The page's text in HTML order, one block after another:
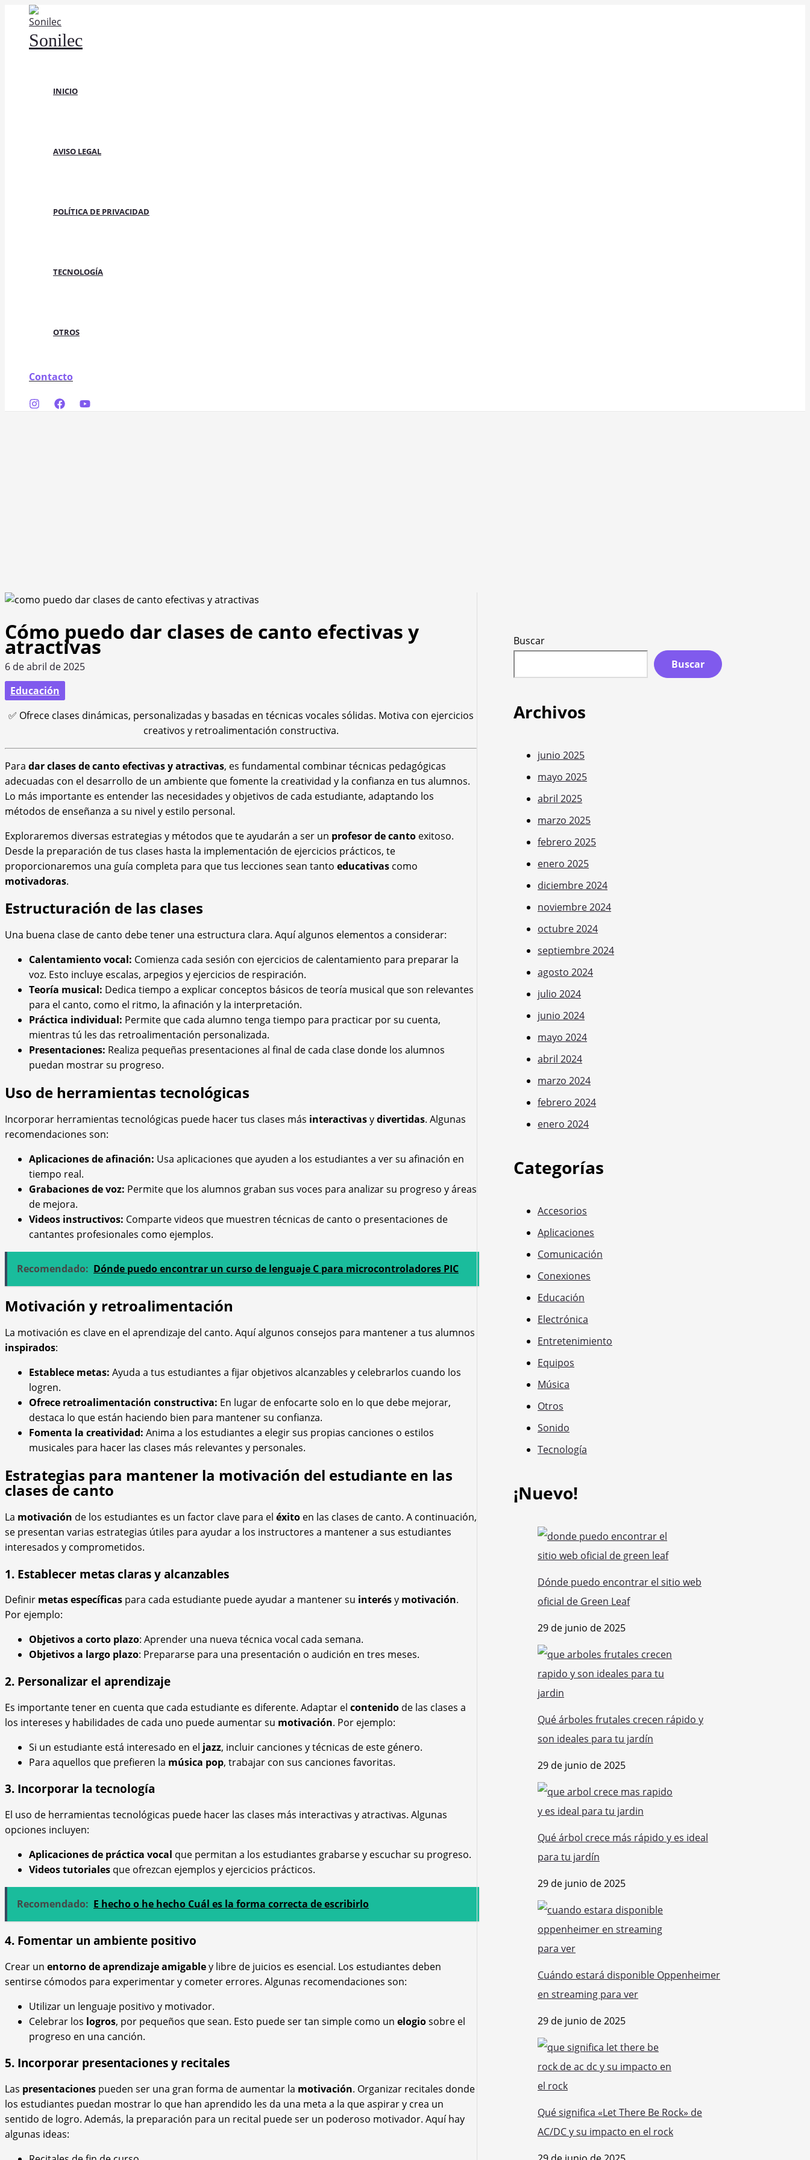
contenidoSonilec
INICIO
AVISO LEGAL
POLÍTICA DE PRIVACIDAD
TECNOLOGÍA
OTROS
Contacto
Cómo puedo dar clases de canto efectivas y
atractivas
6 de abril de 2025
Educación
✅ Ofrece clases dinámicas, personalizadas y basadas en técnicas vocales sólidas. Motiva con ejercicios
creativos y retroalimentación constructiva.
Para dar clases de canto efectivas y atractivas, es fundamental combinar técnicas pedagógicas
adecuadas con el desarrollo de un ambiente que fomente la creatividad y la confianza en tus alumnos.
Lo más importante es entender las necesidades y objetivos de cada estudiante, adaptando los
métodos de enseñanza a su nivel y estilo personal.
Exploraremos diversas estrategias y métodos que te ayudarán a ser un profesor de canto exitoso.
Desde la preparación de tus clases hasta la implementación de ejercicios prácticos, te
proporcionaremos una guía completa para que tus lecciones sean tanto educativas como
motivadoras.
Estructuración de las clases
Una buena clase de canto debe tener una estructura clara. Aquí algunos elementos a considerar:
Calentamiento vocal: Comienza cada sesión con ejercicios de calentamiento para preparar la
voz. Esto incluye escalas, arpegios y ejercicios de respiración.
Teoría musical: Dedica tiempo a explicar conceptos básicos de teoría musical que son relevantes
para el canto, como el ritmo, la afinación y la interpretación.
Práctica individual: Permite que cada alumno tenga tiempo para practicar por su cuenta,
mientras tú les das retroalimentación personalizada.
Presentaciones: Realiza pequeñas presentaciones al final de cada clase donde los alumnos
puedan mostrar su progreso.
Uso de herramientas tecnológicas
Incorporar herramientas tecnológicas puede hacer tus clases más interactivasydivertidas. Algunas
recomendaciones son:
Aplicaciones de afinación: Usa aplicaciones que ayuden a los estudiantes a ver su afinación en
tiempo real.
Grabaciones de voz: Permite que los alumnos graban sus voces para analizar su progreso y áreas
de mejora.
Videos instructivos: Comparte videos que muestren técnicas de canto o presentaciones de
cantantes profesionales como ejemplos.
Recomendado: Dónde puedo encontrar un curso de lenguaje C para microcontroladores PIC
Motivación y retroalimentación
La motivación es clave en el aprendizaje del canto. Aquí algunos consejos para mantener a tus alumnos
inspirados:
Establece metas: Ayuda a tus estudiantes a fijar objetivos alcanzables y celebrarlos cuando los
logren.
Ofrece retroalimentación constructiva: En lugar de enfocarte solo en lo que debe mejorar,
destaca lo que están haciendo bien para mantener su confianza.
Fomenta la creatividad: Anima a los estudiantes a elegir sus propias canciones o estilos
musicales para hacer las clases más relevantes y personales.
Estrategias para mantener la motivación del estudiante en las
clases de canto
La motivación de los estudiantes es un factor clave para el éxito en las clases de canto. A continuación,
se presentan varias estrategias útiles para ayudar a los instructores a mantener a sus estudiantes
interesados y comprometidos.
1. Establecer metas claras y alcanzables
Definir metas específicas para cada estudiante puede ayudar a mantener su interésy motivación.
Por ejemplo:
Objetivos a corto plazo: Aprender una nueva técnica vocal cada semana.
Objetivos a largo plazo: Prepararse para una presentación o audición en tres meses.
2. Personalizar el aprendizaje
Es importante tener en cuenta que cada estudiante es diferente. Adaptar el contenido de las clases a
los intereses y habilidades de cada uno puede aumentar su motivación. Por ejemplo:
Si un estudiante está interesado en el jazz, incluir canciones y técnicas de este género.
Para aquellos que prefieren la música pop, trabajar con sus canciones favoritas.
3. Incorporar la tecnología
El uso de herramientas tecnológicas puede hacer las clases más interactivas y atractivas. Algunas
opciones incluyen:
Aplicaciones de práctica vocal que permitan a los estudiantes grabarse y escuchar su progreso.
Videos tutoriales que ofrezcan ejemplos y ejercicios prácticos.
Recomendado: E hecho o he hecho Cuál es la forma correcta de escribirlo
4. Fomentar un ambiente positivo
Crear un entorno de aprendizaje amigabley libre de juicios es esencial. Los estudiantes deben
sentirse cómodos para experimentar y cometer errores. Algunas recomendaciones son:
Utilizar un lenguaje positivo y motivador.
Celebrar los logros, por pequeños que sean. Esto puede ser tan simple como un elogiosobre el
progreso en una canción.
5. Incorporar presentaciones y recitales
Las presentaciones pueden ser una gran forma de aumentar la motivación. Organizar recitales donde
los estudiantes puedan mostrar lo que han aprendido les da una meta a la que aspirar y crea un
sentido de logro. Además, la preparación para un recital puede ser un poderoso motivador. Aquí hay
algunas ideas:
Buscar
Buscar
Archivos
junio 2025
mayo 2025
abril 2025
marzo 2025
febrero 2025
enero 2025
diciembre 2024
noviembre 2024
octubre 2024
septiembre 2024
agosto 2024
julio 2024
junio 2024
mayo 2024
abril 2024
marzo 2024
febrero 2024
enero 2024
Categorías
Accesorios
Aplicaciones
Comunicación
Conexiones
Educación
Electrónica
Entretenimiento
Equipos
Música
Otros
Sonido
Tecnología
¡Nuevo!
Dónde puedo encontrar el sitio web
oficial de Green Leaf
29 de junio de 2025
Qué árboles frutales crecen rápido y
son ideales para tu jardín
29 de junio de 2025
Qué árbol crece más rápido y es ideal
para tu jardín
29 de junio de 2025
Cuándo estará disponible Oppenheimer
en streaming para ver
29 de junio de 2025
Qué significa «Let There Be Rock» de
AC/DC y su impacto en el rock